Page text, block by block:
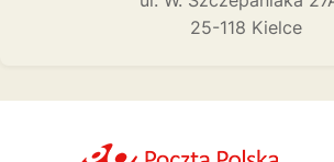
25-118 Kielce